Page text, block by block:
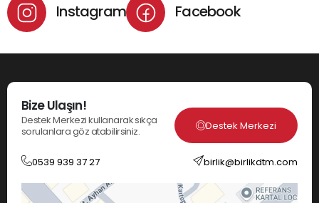
Instagram Facebook
Bize Ulaşın!
Destek Merkezi kullanarak sıkça
sorulanlara göz atabilirsiniz.
Destek Merkezi
0539 939 37 27 birlik@birlikdtm.com